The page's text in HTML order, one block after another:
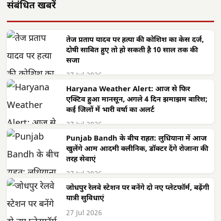
संबंधित खबरें
तेज प्रताप यादव पर हत्या की कोशिश का केस दर्ज,
दोषी साबित हुए तो हो सकती है 10 साल तक की
सजा
27 Jul 2026
Haryana Weather Alert: आज से फिर
एक्टिव हुआ मानसून, अगले 4 दिन झमाझम बारिश;
कई जिलों में भारी वर्षा का अलर्ट
27 Jul 2026
Punjab Bandh के बीच राहत: लुधियाना में आज
खुलेंगे आम आदमी क्लीनिक, डॉक्टर देंगे रोजाना की
तरह सेवाएं
27 Jul 2026
जोधपुर रेलवे स्टेशन पर बनेंगे दो नए प्लेटफॉर्म, बढ़ेंगी
यात्री सुविधाएं
27 Jul 2026